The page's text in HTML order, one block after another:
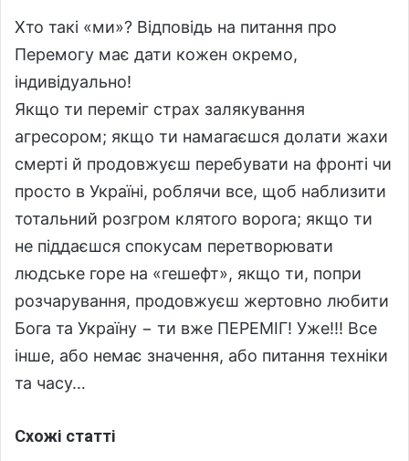
Хто такі «ми»? Відповідь на питання про
Перемогу має дати кожен окремо,
індивідуально!
Якщо ти переміг страх залякування
агресором; якщо ти намагаєшся долати жахи
смерті й продовжуєш перебувати на фронті чи
просто в Україні, роблячи все, щоб наблизити
тотальний розгром клятого ворога; якщо ти
не піддаєшся спокусам перетворювати
людське горе на «гешефт», якщо ти, попри
розчарування, продовжуєш жертовно любити
Бога та Україну − ти вже ПЕРЕМІГ! Уже!!! Все
інше, або немає значення, або питання техніки
та часу…
Схожі статті